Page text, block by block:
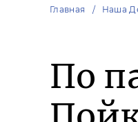
Главная Наша
По